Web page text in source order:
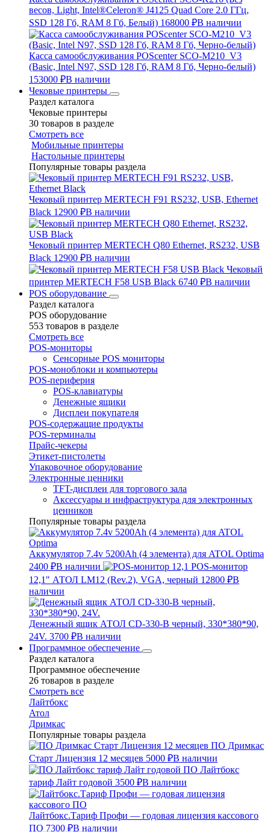
весов, Light, Intel®Celeron® J4125 Quad Core 2.0 ГГц,
SSD 128 Гб, RAM 8 Гб, Белый) 168000 ₽В наличии
Касса самообслуживания POScenter SCO-M210_V3
(Basic, Intel N97, SSD 128 Гб, RAM 8 Гб, Черно-белый)
153000 ₽В наличии
Чековые принтеры
Раздел каталога
Чековые принтеры
30 товаров в разделе
Смотреть все
Мобильные принтеры
Настольные принтеры
Популярные товары раздела
Чековый принтер MERTECH F91 RS232, USB, Ethernet
Black 12900 ₽В наличии
Чековый принтер MERTECH Q80 Ethernet, RS232, USB
Black 12900 ₽В наличии
Чековый
принтер MERTECH F58 USB Black 6740 ₽В наличии
POS оборудование
Раздел каталога
POS оборудование
553 товаров в разделе
Смотреть все
POS-мониторы
Сенсорные POS мониторы
POS-моноблоки и компьютеры
POS-периферия
POS-клавиатуры
Денежные ящики
Дисплеи покупателя
POS-содержащие продукты
POS-терминалы
Прайс-чекеры
Этикет-пистолеты
Упаковочное оборудование
Электронные ценники
TFT-дисплеи для торгового зала
Аксессуары и инфраструктура для электронных
ценников
Популярные товары раздела
Аккумулятор 7.4v 5200Ah (4 элемента) для ATOL Optima
2400 ₽В наличии
POS-монитор
12,1" АТОЛ LM12 (Rev.2), VGA, черный 12800 ₽В
наличии
Денежный ящик АТОЛ CD-330-B черный, 330*380*90,
24V. 3700 ₽В наличии
Программное обеспечение
Раздел каталога
Программное обеспечение
26 товаров в разделе
Смотреть все
Лайтбокс
Атол
Дримкас
Популярные товары раздела
ПО Дримкас
Старт Лицензия 12 месяцев 5000 ₽В наличии
ПО Лайтбокс
тариф Лайт годовой 3500 ₽В наличии
Лайтбокс.Тариф Профи — годовая лицензия кассового
ПО 7300 ₽В наличии